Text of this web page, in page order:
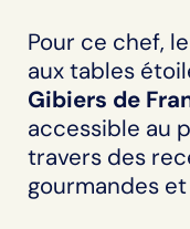
Pour ce chef,
aux tables
Gibiers de
accessible au
travers des
gourmandes